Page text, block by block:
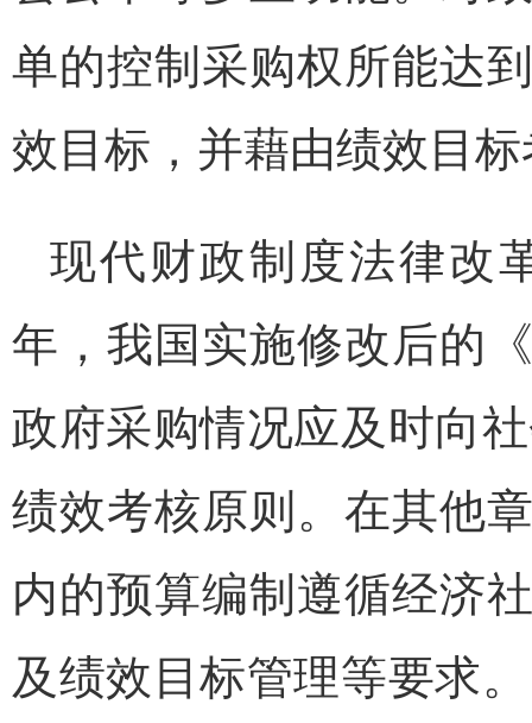
单的控制采购权所能达
效目标，并藉由绩效目
现代财政制度法律改
年，我国实施修改后的
政府采购情况应及时向
绩效考核原则。在其他
内的预算编制遵循经济
及绩效目标管理等要求